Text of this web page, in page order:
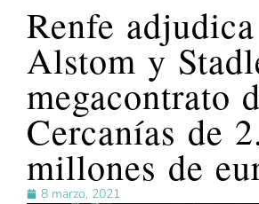
Renfe
Alstom y
megacontrato
Cercanías de
millones de
8 marzo, 2021